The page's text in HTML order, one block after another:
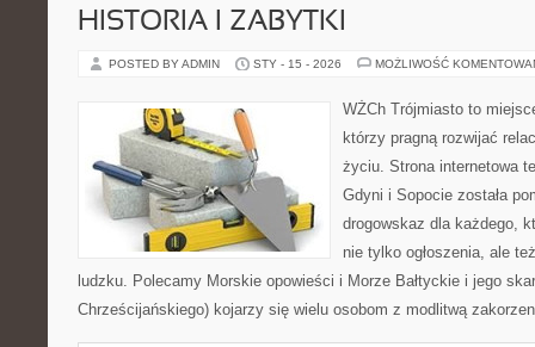
HISTORIA I ZABYTKI
POSTED BY ADMIN STY - 15 - 2026 MOŻLIWOŚĆ
WŻCh Trójmiasto to
którzy pragną rozwijać
życiu. Strona internetowa
Gdyni i Sopocie została
drogowskaz dla każdego,
nie tylko ogłoszenia, ale
ludzku. Polecamy Morskie opowieści i Morze Bałtyckie i jego
Chrześcijańskiego) kojarzy się wielu osobom z modlitwą